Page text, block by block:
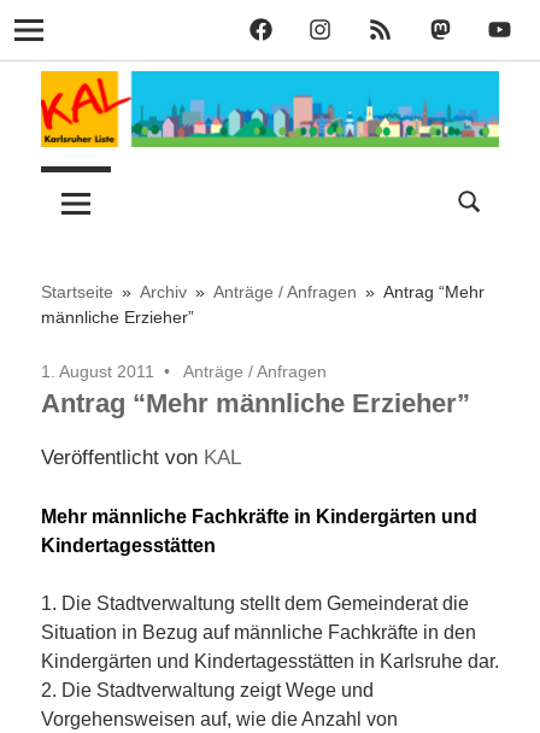
KAL
auf
Facebook
KAL
auf
Instagram
KAL
RSS
KAL
bei
KAL
auf
Navigation
Zum
Inhalt
springen
Karlsruher
–
KAL
Stadt
Startseite Archiv Anträge / Anfragen
Antrag “Mehr
männliche Erzieher”
1. August 2011 Anträge / Anfragen
Antrag “Mehr männliche Erzieher”
Veröffentlicht von KAL
Mehr männliche Fachkräfte in Kindergärten und
Kindertagesstätten
1. Die Stadtverwaltung stellt dem Gemeinderat die
Situation in Bezug auf männliche Fachkräfte in den
Kindergärten und Kindertagesstätten in Karlsruhe dar.
2. Die Stadtverwaltung zeigt Wege und
Vorgehensweisen auf, wie die Anzahl von